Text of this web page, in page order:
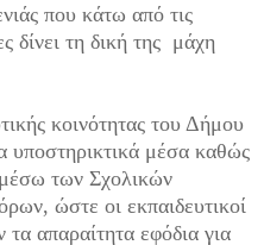
που κάτω από τις
δίνει τη δική της μάχη
κοινότητας του Δήμου
υποστηρικτικά μέσα καθώς
των Σχολικών
ώστε οι εκπαιδευτικοί
απαραίτητα εφόδια για